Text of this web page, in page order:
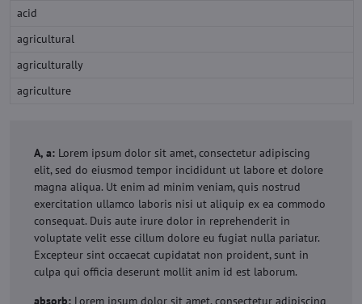
acid
agricultural
agriculturally
agriculture
A, a: Lorem ipsum dolor sit amet, consectetur adipiscing
elit, sed do eiusmod tempor incididunt ut labore et dolore
magna aliqua. Ut enim ad minim veniam, quis nostrud
exercitation ullamco laboris nisi ut aliquip ex ea commodo
consequat. Duis aute irure dolor in reprehenderit in
voluptate velit esse cillum dolore eu fugiat nulla pariatur.
Excepteur sint occaecat cupidatat non proident, sunt in
culpa qui officia deserunt mollit anim id est laborum.
absorb: Lorem ipsum dolor sit amet, consectetur adipiscing